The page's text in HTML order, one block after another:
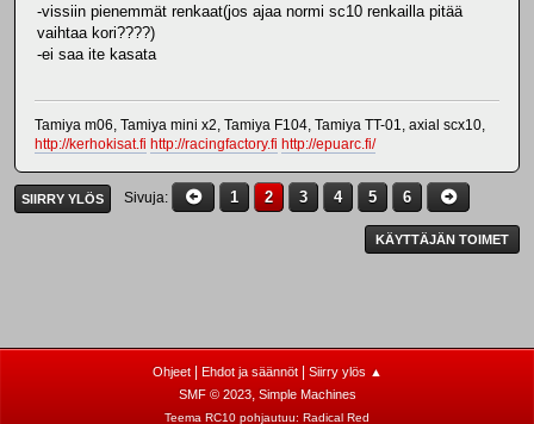
-vissiin pienemmät renkaat(jos ajaa normi sc10 renkailla pitää
vaihtaa kori????)
-ei saa ite kasata
Tamiya m06, Tamiya mini x2, Tamiya F104, Tamiya TT-01, axial scx10,
http://kerhokisat.fi http://racingfactory.fi http://epuarc.fi/
SIIRRY YLÖS Sivuja 1 2 3 4 5 6
KÄYTTÄJÄN TOIMET
Ohjeet| Ehdot ja säännöt|
Siirry ylös ▲
SMF © 2023, Simple Machines
Teema RC10 pohjautuu: Radical Red